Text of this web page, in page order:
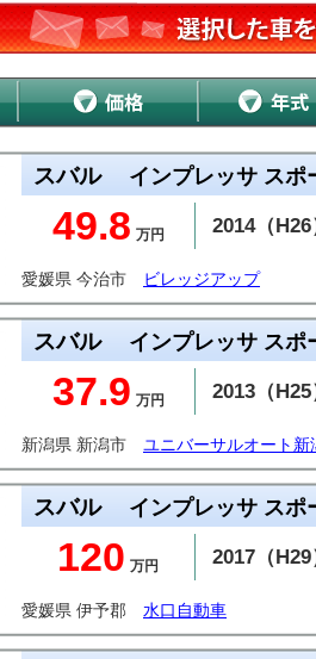
スバル インプレッサ スポ
49.8 万円 2014（H26
愛媛県 今治市 ビレッジアップ
スバル インプレッサ スポ
37.9 万円 2013（H25
新潟県 新潟市 ユニバーサルオート新
スバル インプレッサ スポ
120 万円 2017（H29
愛媛県 伊予郡 水口自動車